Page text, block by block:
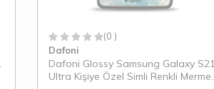
(0 )
Dafoni
Dafoni Glossy Samsung Galaxy S21
Ultra Kişiye Özel Simli Renkli Mermer